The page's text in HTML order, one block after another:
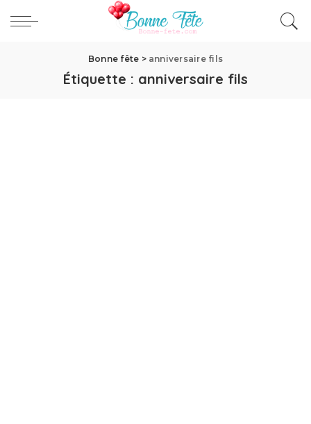
Bonne fête > anniversaire fils
Étiquette : anniversaire fils